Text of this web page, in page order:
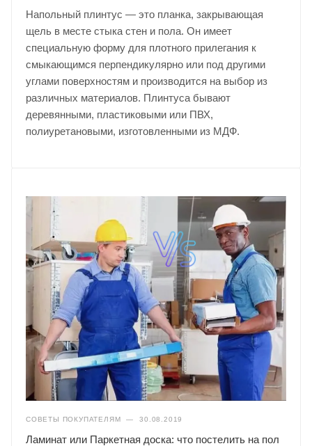
Напольный плинтус — это планка, закрывающая
щель в месте стыка стен и пола. Он имеет
специальную форму для плотного прилегания к
смыкающимся перпендикулярно или под другими
углами поверхностям и производится на выбор из
различных материалов. Плинтуса бывают
деревянными, пластиковыми или ПВХ,
полиуретановыми, изготовленными из МДФ.
СОВЕТЫ ПОКУПАТЕЛЯМ — 30.08.2019
Ламинат или Паркетная доска: что постелить на пол